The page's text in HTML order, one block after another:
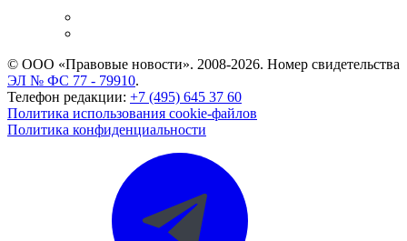
© ООО «Правовые новости». 2008-2026. Номер свидетельства
ЭЛ № ФС 77 - 79910.
Телефон редакции: +7 (495) 645 37 60
Политика использования cookie-файлов
Политика конфиденциальности